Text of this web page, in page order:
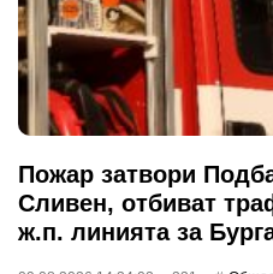
Пожар затвори
Сливен, отбиват
ж.п. линията за